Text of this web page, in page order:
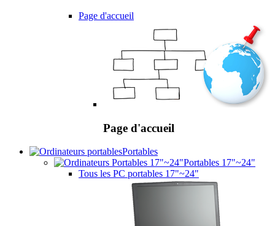
Page d'accueil
Page d'accueil
Portables
Portables 17"~24"
Tous les PC portables 17"~24"